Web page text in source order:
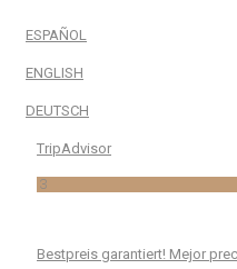
ESPAÑOL
ENGLISH
DEUTSCH
TripAdvisor
3
Bestpreis garantiert! Mejor